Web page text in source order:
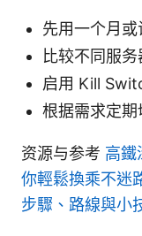
先用一个月
比较不同服
启用 Kill
根据需求定
资源与参考 高鐵
你輕鬆換乘不迷
步驟、路線與小